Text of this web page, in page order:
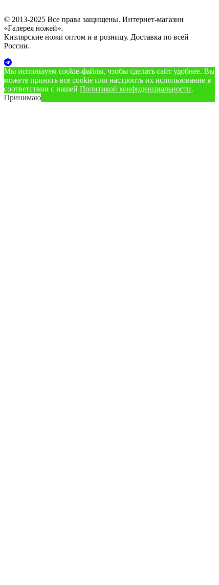
© 2013-2025 Все права защищены. Интернет-магазин
«Галерея ножей».
Кизлярские ножи оптом и в розницу. Доставка по всей
России.
Мы используем cookie‑файлы, чтобы сделать сайт удобнее. Вы
можете принять все cookie или настроить их использование в
соответствии с нашей Политикой конфиденциальности.
Принимаю